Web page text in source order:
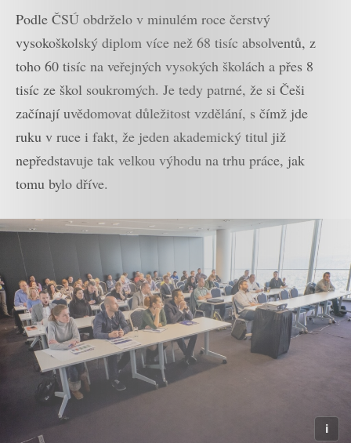
Podle ČSÚ obdrželo v minulém roce čerstvý
vysokoškolský diplom více než 68 tisíc absolventů, z
toho 60 tisíc na veřejných vysokých školách a přes 8
tisíc ze škol soukromých. Je tedy patrné, že si Češi
začínají uvědomovat důležitost vzdělání, s čímž jde
ruku v ruce i fakt, že jeden akademický titul již
nepředstavuje tak velkou výhodu na trhu práce, jak
tomu bylo dříve.